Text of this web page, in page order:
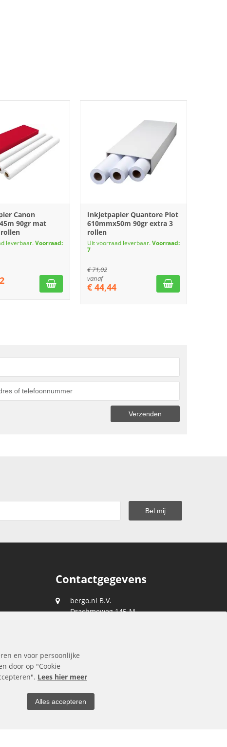
Canon
90gr mat
leverbaar.Voorraad:
Inkjetpapier Quantore Plot
610mmx50m 90gr extra 3
rollen
Uit voorraad leverbaar.Voorraad:
7
€71,02
vanaf
€ 44,44
Contactgegevens
bergo.nl B.V.
Drachmeweg 145-M
en voor persoonlijke
door op "Cookie
Lees hier meer
Alles accepteren